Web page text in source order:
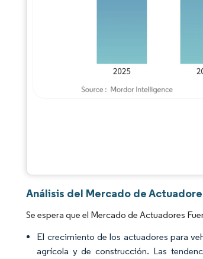
Análisis del Mercado de
Se espera que el Mercado de Actuadores
El crecimiento de los actuadores para
agrícola y de construcción. Las